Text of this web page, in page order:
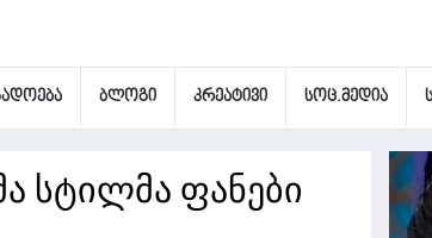
ᲑᲚᲝᲒᲘ ᲙᲠᲔᲐᲢᲘᲕᲘ ᲡᲝᲪ.ᲛᲔᲓᲘᲐ
სტილმა ფანები